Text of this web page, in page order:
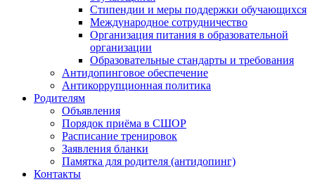
Стипендии и меры поддержки обучающихся
Международное сотрудничество
Организация питания в образовательной
организации
Образовательные стандарты и требования
Антидопинговое обеспечение
Антикоррупционная политика
Родителям
Объявления
Порядок приёма в СШОР
Расписание тренировок
Заявления бланки
Памятка для родителя (антидопинг)
Контакты